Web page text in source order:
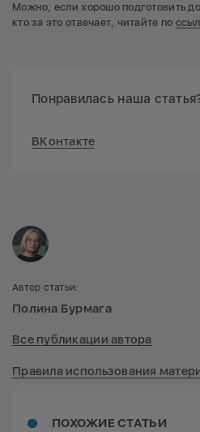
Можно, если хорошо подготовить
кто за это отвечает, читайте по
Понравилась наша
ВКонтакте
ПОХОЖИЕ СТАТЬИ
Автор статьи:
Полина Бурмага
Все публикации автора
Правила использования